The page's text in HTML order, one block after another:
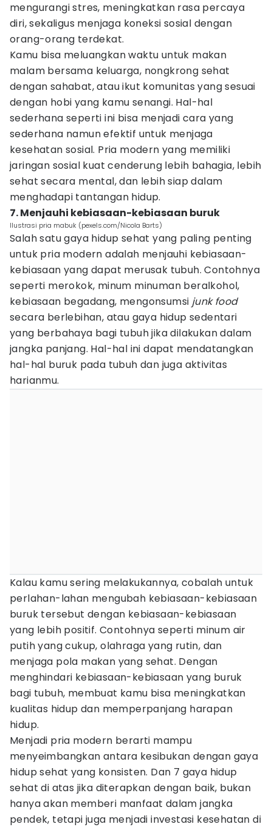
mengurangi stres, meningkatkan rasa percaya
diri, sekaligus menjaga koneksi sosial dengan
orang-orang terdekat.
Kamu bisa meluangkan waktu untuk makan
malam bersama keluarga, nongkrong sehat
dengan sahabat, atau ikut komunitas yang sesuai
dengan hobi yang kamu senangi. Hal-hal
sederhana seperti ini bisa menjadi cara yang
sederhana namun efektif untuk menjaga
kesehatan sosial. Pria modern yang memiliki
jaringan sosial kuat cenderung lebih bahagia, lebih
sehat secara mental, dan lebih siap dalam
menghadapi tantangan hidup.
7. Menjauhi kebiasaan-kebiasaan buruk
Ilustrasi pria mabuk (pexels.com/Nicola Barts)
Salah satu gaya hidup sehat yang paling penting
untuk pria modern adalah menjauhi kebiasaan-
kebiasaan yang dapat merusak tubuh. Contohnya
seperti merokok, minum minuman beralkohol,
kebiasaan begadang, mengonsumsi junk food
secara berlebihan, atau gaya hidup sedentari
yang berbahaya bagi tubuh jika dilakukan dalam
jangka panjang. Hal-hal ini dapat mendatangkan
hal-hal buruk pada tubuh dan juga aktivitas
harianmu.
Kalau kamu sering melakukannya, cobalah untuk
perlahan-lahan mengubah kebiasaan-kebiasaan
buruk tersebut dengan kebiasaan-kebiasaan
yang lebih positif. Contohnya seperti minum air
putih yang cukup, olahraga yang rutin, dan
menjaga pola makan yang sehat. Dengan
menghindari kebiasaan-kebiasaan yang buruk
bagi tubuh, membuat kamu bisa meningkatkan
kualitas hidup dan memperpanjang harapan
hidup.
Menjadi pria modern berarti mampu
menyeimbangkan antara kesibukan dengan gaya
hidup sehat yang konsisten. Dan 7 gaya hidup
sehat di atas jika diterapkan dengan baik, bukan
hanya akan memberi manfaat dalam jangka
pendek, tetapi juga menjadi investasi kesehatan di